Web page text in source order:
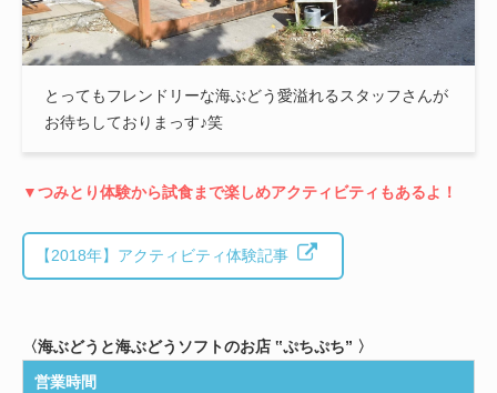
とってもフレンドリーな海ぶどう愛溢れるスタッフさんが
お待ちしておりまっす♪笑
▼つみとり体験から試食まで楽しめアクティビティもあるよ！
【2018年】アクティビティ体験記事
〈海ぶどうと海ぶどうソフトのお店 ‟ぷちぷち” 〉
営業時間